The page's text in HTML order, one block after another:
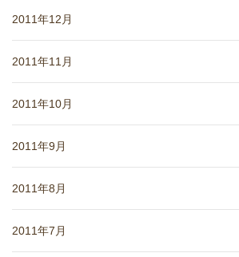
2011年12月
2011年11月
2011年10月
2011年9月
2011年8月
2011年7月